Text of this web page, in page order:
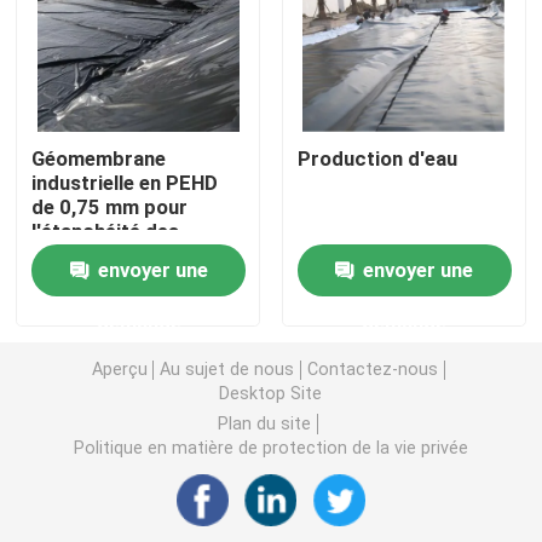
Grille en plastique d'herbe
tissu de drainage de géotextile
HDPE Geocell
Revêtement d'étang de Geomembrane
Sacs de asséchage de Geotube
Géotextile Geobag
Contrôle d'érosion de Geomat
Géomembrane
industrielle en PEHD
de 0,75 mm pour
l'étanchéité des
bassins d'élevage
piscicole, des
barrages et des
envoyer une
Production d'eau
envoyer une
Aperçu Au sujet de nous
Contactez-nous
Desktop Site
Plan du site
Politique en matière de protection de la vie privée